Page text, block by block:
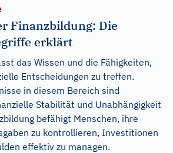
Finanzbildung: Die
erklärt
das Wissen und die Fähigkeiten,
Entscheidungen zu treffen.
in diesem Bereich sind
Stabilität und Unabhängigkeit
befähigt Menschen, ihre
zu kontrollieren, Investitionen
effektiv zu managen.